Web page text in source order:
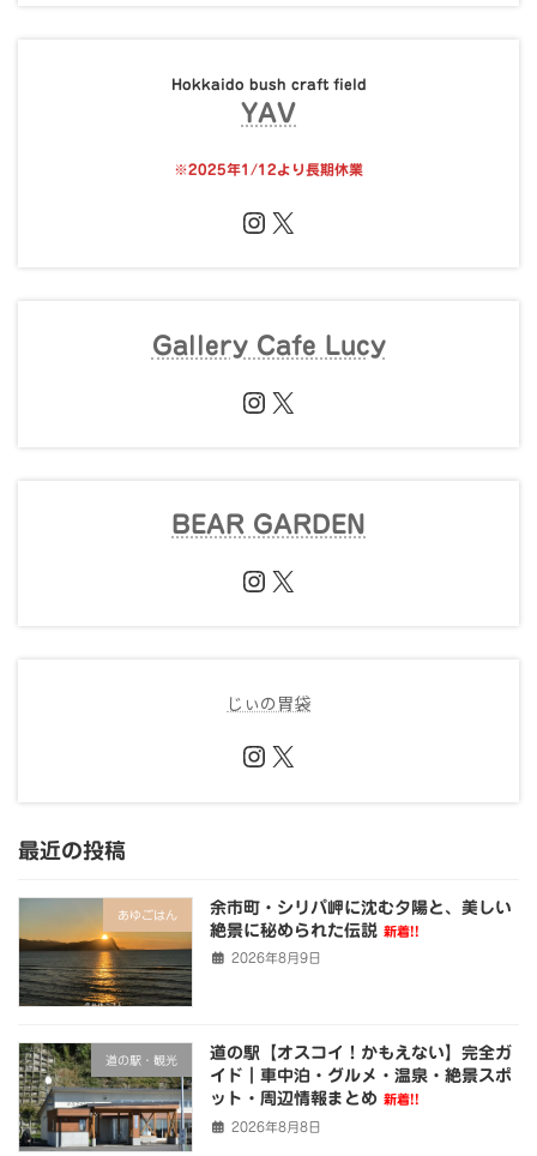
Hokkaido bush craft field
YAV
※2025年1/12より長期休業
Instagram
X
Gallery Cafe Lucy
Instagram
X
BEAR GARDEN
Instagram
X
じぃの胃袋
Instagram
X
最近の投稿
あゆごはん
余市町・シリパ岬に沈む夕陽と、美しい
絶景に秘められた伝説 新着!!
2026年8月9日
道の駅・観光
道の駅【オスコイ！かもえない】完全ガ
イド｜車中泊・グルメ・温泉・絶景スポ
ット・周辺情報まとめ 新着!!
2026年8月8日